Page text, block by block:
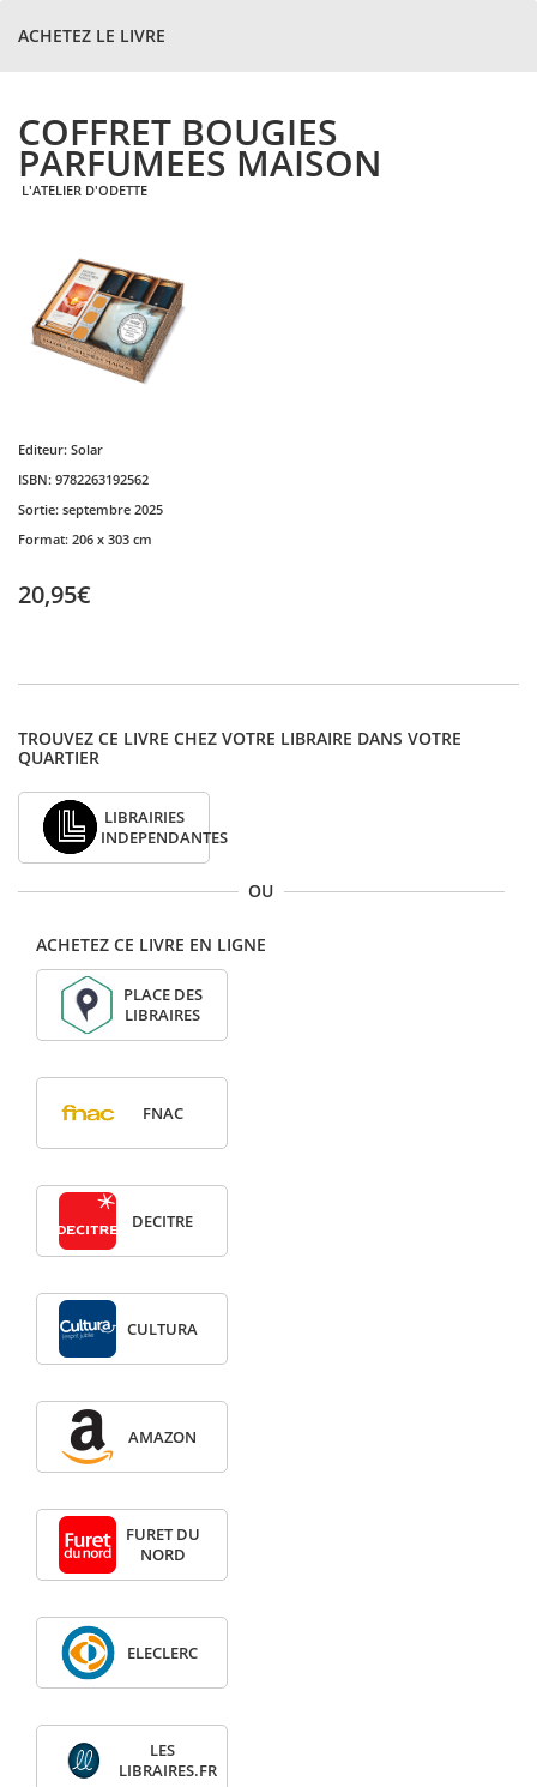
ACHETEZ LE LIVRE
COFFRET BOUGIES
PARFUMEES MAISON
L'ATELIER D'ODETTE
Editeur: Solar
ISBN: 9782263192562
Sortie: septembre 2025
Format: 206 x 303 cm
20,95€
TROUVEZ CE LIVRE CHEZ VOTRE LIBRAIRE DANS VOTRE
QUARTIER
LIBRAIRIES
INDEPENDANTES
OU
ACHETEZ CE LIVRE EN LIGNE
PLACE DES
LIBRAIRES
FNAC
DECITRE
CULTURA
AMAZON
FURET DU
NORD
ELECLERC
LES
LIBRAIRES.FR